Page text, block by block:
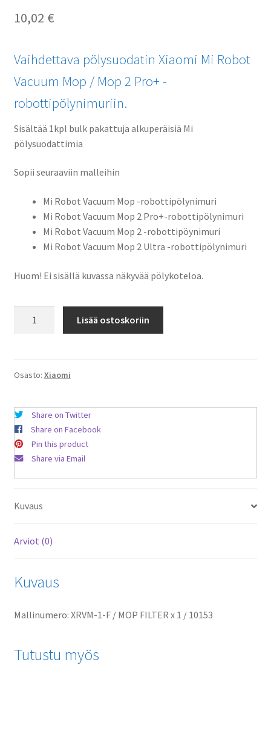
10,02 €
Vaihdettava pölysuodatin Xiaomi Mi Robot
Vacuum Mop / Mop 2 Pro+ -
robottipölynimuriin.
Sisältää 1kpl bulk pakattuja alkuperäisiä Mi
pölysuodattimia
Sopii seuraaviin malleihin
Mi Robot Vacuum Mop -robottipölynimuri
Mi Robot Vacuum Mop 2 Pro+-robottipölynimuri
Mi Robot Vacuum Mop 2 -robottipöynimuri
Mi Robot Vacuum Mop 2 Ultra -robottipölynimuri
Huom! Ei sisällä kuvassa näkyvää pölykoteloa.
/
2
Pro+
-
robottipölynimurin
Pölysuodatin
1kpl
pakattu
Lisää ostoskoriin
Osasto: Xiaomi
Share on Twitter
Share on Facebook
Pin this product
Share via Email
Kuvaus
Arviot (0)
Kuvaus
Mallinumero: XRVM-1-F / MOP FILTER x 1 / 10153
Tutustu myös